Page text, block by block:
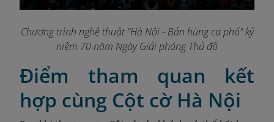
Chương trình nghệ thuật "Hà Nội - Bản hùng ca phố" kỷ
niệm 70 năm Ngày Giải phóng Thủ đô
Điểm tham quan kết
hợp cùng Cột cờ Hà Nội